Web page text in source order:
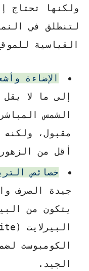
ولكنها تحتاج
لتنطلق في
القياسية
الإضاءة
الشمس
مقبول،
أقل من
خصائص
جيدة الصرف
الكومبوست
الجيد.